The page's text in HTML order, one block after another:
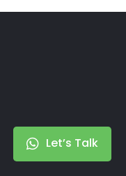
Let’s Talk